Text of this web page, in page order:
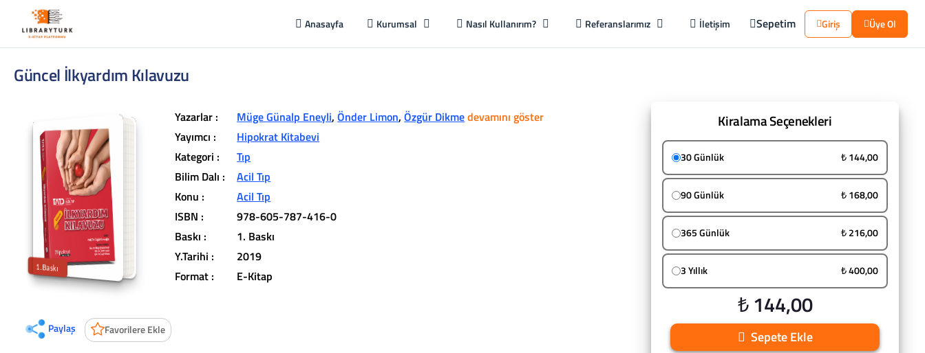
Anasayfa Kurumsal Nasıl Kullanırım? Referanslarımız İletişim Sepetim Giriş Üye Ol
Güncel İlkyardım Kılavuzu
1.Baskı
L
ib
r
a
r
y
t
ü
r
k
lit
e
r
a
t
ü
r
a
v
u
c
u
n
u
z
u
n
iç
in
d
e
Paylaş Favorilere Ekle
Yazarlar : Müge Günalp Eneyli,Önder Limon,Özgür Dikmedevamını göster
Yayımcı :
Hipokrat Kitabevi
Kategori :
Tıp
Bilim Dalı :
Acil Tıp
Konu :
Acil Tıp
ISBN :
978-605-787-416-0
Baskı :
1. Baskı
Y.Tarihi :
2019
Format :
E-Kitap
Kiralama Seçenekleri
30 Günlük ₺ 144,00
90 Günlük ₺ 168,00
365 Günlük ₺ 216,00
3 Yıllık ₺ 400,00
₺ 144,00
Sepete Ekle